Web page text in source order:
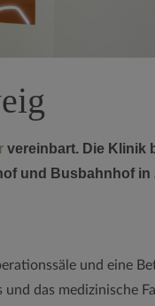
vereinbart. Die Klinik
und Busbahnhof in
und eine
das medizinische